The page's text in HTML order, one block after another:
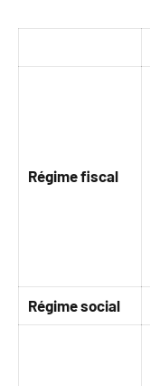
Régime fiscal
Régime social